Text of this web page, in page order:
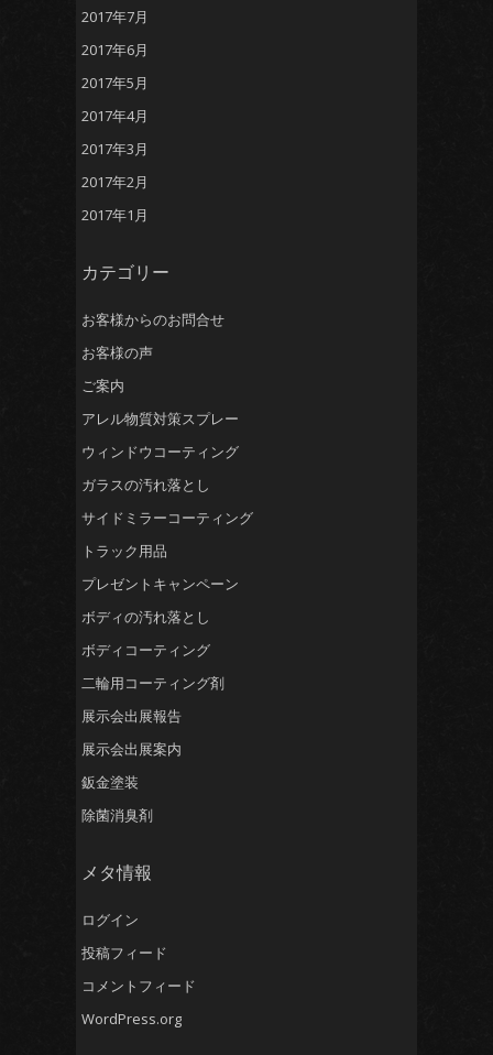
2017年7月
2017年6月
2017年5月
2017年4月
2017年3月
2017年2月
2017年1月
カテゴリー
お客様からのお問合せ
お客様の声
ご案内
アレル物質対策スプレー
ウィンドウコーティング
ガラスの汚れ落とし
サイドミラーコーティング
トラック用品
プレゼントキャンペーン
ボディの汚れ落とし
ボディコーティング
二輪用コーティング剤
展示会出展報告
展示会出展案内
鈑金塗装
除菌消臭剤
メタ情報
ログイン
投稿フィード
コメントフィード
WordPress.org